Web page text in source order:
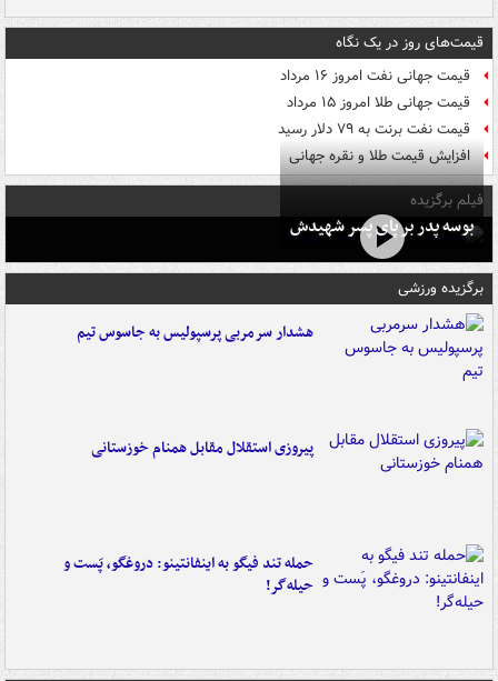
قیمت‌های روز در یک نگاه
قیمت جهانی نفت امروز ۱۶ مرداد
قیمت جهانی طلا امروز ۱۵ مرداد
قیمت نفت برنت به ۷۹ دلار رسید
افزایش قیمت طلا و نقره جهانی
فیلم برگزیده
بوسه‌ پدر بر پای پسر شهیدش
برگزیده ورزشی
هشدار سرمربی پرسپولیس به جاسوس تیم
پیروزی استقلال مقابل همنام خوزستانی
حمله تند فیگو به اینفانتینو: دروغگو، پَست‌ و
حیله‌گر!